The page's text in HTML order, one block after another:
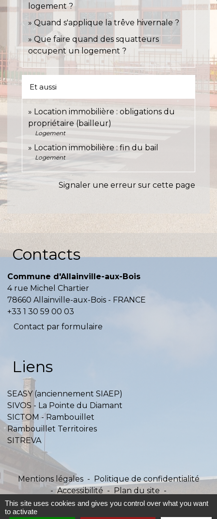
logement ?
Quand s'applique la trêve hivernale ?
Que faire quand des squatteurs
occupent un logement ?
Et aussi
Location immobilière : obligations du
propriétaire (bailleur)
Logement
Location immobilière : fin du bail
Logement
Signaler une erreur sur cette page
Contacts
Commune d'Allainville-aux-Bois
4 rue Michel Chartier
78660 Allainville-aux-Bois - FRANCE
+33 1 30 59 00 03
Contact par formulaire
Liens
SEASY (anciennement SIAEP)
SIVOS - La Pointe du Diamant
SICTOM - Rambouillet
Rambouillet Territoires
SITREVA
Mentions légales -
Politique de confidentialité
- Accessibilité - Plan du site -
Gestion des cookies
This site uses cookies and gives you control over what you want
to activate